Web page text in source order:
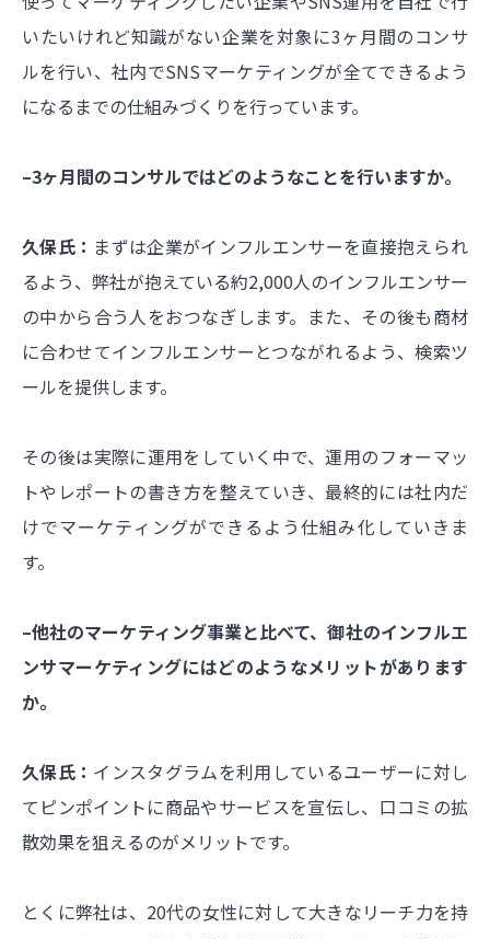
いたいけれど知識がない企業を対象に3ヶ月間のコンサ
ルを行い、社内でSNSマーケティングが全てできるよう
になるまでの仕組みづくりを行っています。
–3ヶ月間のコンサルではどのようなことを行いますか。
久保氏： まずは企業がインフルエンサーを直接抱えられ
るよう、弊社が抱えている約2,000人のインフルエンサー
の中から合う人をおつなぎします。また、その後も商材
に合わせてインフルエンサーとつながれるよう、検索ツ
ールを提供します。
その後は実際に運用をしていく中で、運用のフォーマッ
トやレポートの書き方を整えていき、最終的には社内だ
けでマーケティングができるよう仕組み化していきま
す。
–他社のマーケティング事業と比べて、御社のインフルエ
ンサマーケティングにはどのようなメリットがあります
か。
久保氏： インスタグラムを利用しているユーザーに対し
てピンポイントに商品やサービスを宣伝し、口コミの拡
散効果を狙えるのがメリットです。
とくに弊社は、20代の女性に対して大きなリーチ力を持